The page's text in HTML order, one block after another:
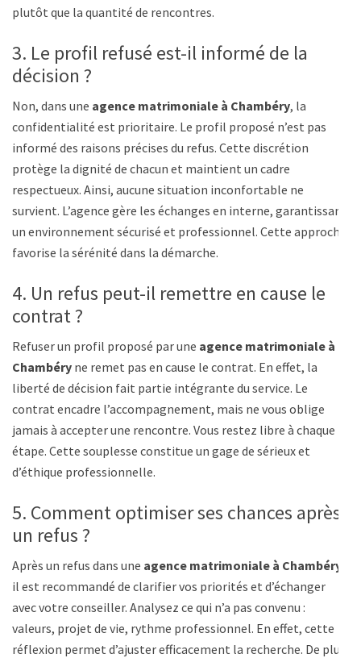
plutôt que la quantité de rencontres.
3. Le profil refusé est-il informé de la
décision ?
Non, dans une agence matrimoniale à Chambéry, la
confidentialité est prioritaire. Le profil proposé n’est pas
informé des raisons précises du refus. Cette discrétion
protège la dignité de chacun et maintient un cadre
respectueux. Ainsi, aucune situation inconfortable ne
survient. L’agence gère les échanges en interne, garantissant
un environnement sécurisé et professionnel. Cette approche
favorise la sérénité dans la démarche.
4. Un refus peut-il remettre en cause le
contrat ?
Refuser un profil proposé par une agence matrimoniale à
Chambéry ne remet pas en cause le contrat. En effet, la
liberté de décision fait partie intégrante du service. Le
contrat encadre l’accompagnement, mais ne vous oblige
jamais à accepter une rencontre. Vous restez libre à chaque
étape. Cette souplesse constitue un gage de sérieux et
d’éthique professionnelle.
5. Comment optimiser ses chances après
un refus ?
Après un refus dans une agence matrimoniale à Chambéry
il est recommandé de clarifier vos priorités et d’échanger
avec votre conseiller. Analysez ce qui n’a pas convenu :
valeurs, projet de vie, rythme professionnel. En effet, cette
réflexion permet d’ajuster efficacement la recherche. De plus,